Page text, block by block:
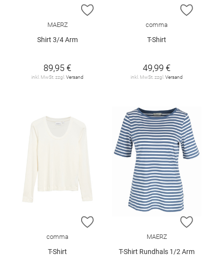
ZUR WUNSCHLISTE HINZUFÜGEN
MAERZ
Shirt 3/4 Arm
89,95 €
inkl. MwSt. zzgl. Versand
ZUR
comma
T-Shirt
49,99 €
inkl. MwSt. zzgl. Versand
ZUR WUNSCHLISTE HINZUFÜGEN
comma
T-Shirt
ZUR
MAERZ
T-Shirt Rundhals 1/2 Arm